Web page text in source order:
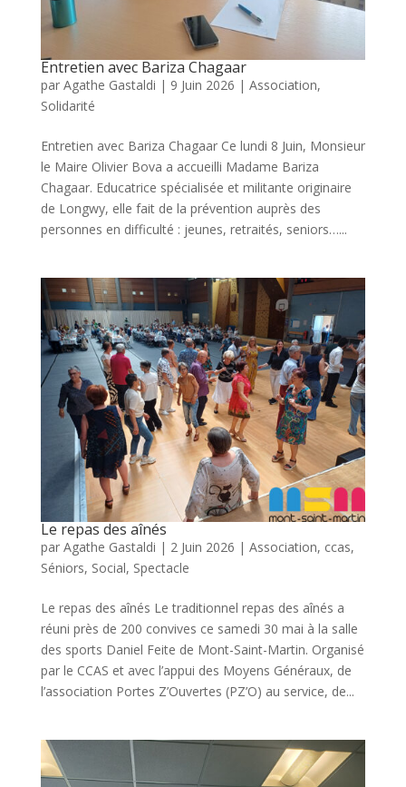
Entretien avec Bariza Chagaar
par Agathe Gastaldi | 9 Juin 2026 | Association,
Solidarité
Entretien avec Bariza Chagaar Ce lundi 8 Juin, Monsieur
le Maire Olivier Bova a accueilli Madame Bariza
Chagaar. Educatrice spécialisée et militante originaire
de Longwy, elle fait de la prévention auprès des
personnes en difficulté : jeunes, retraités, seniors…...
Le repas des aînés
par Agathe Gastaldi | 2 Juin 2026 | Association, ccas,
Séniors, Social, Spectacle
Le repas des aînés Le traditionnel repas des aînés a
réuni près de 200 convives ce samedi 30 mai à la salle
des sports Daniel Feite de Mont-Saint-Martin. Organisé
par le CCAS et avec l’appui des Moyens Généraux, de
l’association Portes Z’Ouvertes (PZ’O) au service, de...